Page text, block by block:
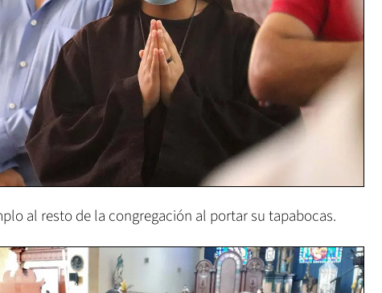
al resto de la congregación al portar su tapabocas.